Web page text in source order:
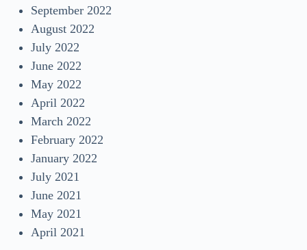
September 2022
August 2022
July 2022
June 2022
May 2022
April 2022
March 2022
February 2022
January 2022
July 2021
June 2021
May 2021
April 2021